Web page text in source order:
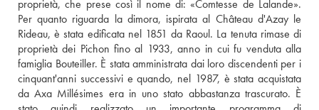
proprietà, che prese così il nome di: «Comtesse de Lalande».
Per quanto riguarda la dimora, ispirata al Château d'Azay le
Rideau, è stata edificata nel 1851 da Raoul. La tenuta rimase di
proprietà dei Pichon fino al 1933, anno in cui fu venduta alla
famiglia Bouteiller. È stata amministrata dai loro discendenti per i
cinquant'anni successivi e quando, nel 1987, è stata acquistata
da Axa Millésimes era in uno stato abbastanza trascurato. È